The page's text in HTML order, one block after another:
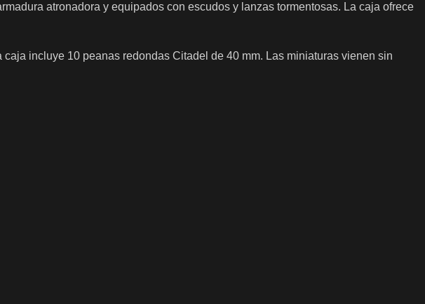
atronadora y equipados con escudos y lanzas tormentosas. La caja ofrece
incluye 10 peanas redondas Citadel de 40 mm. Las miniaturas vienen sin